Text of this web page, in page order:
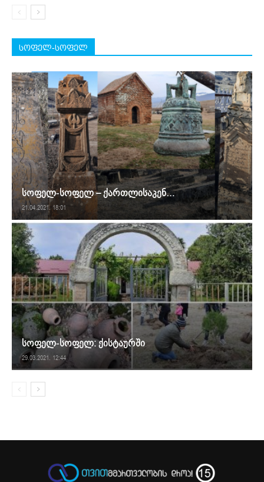
სოფელ-სოფელ
სოფელ-სოფელ – ქართლისაკენ…
21.04.2021. 18:01
სოფელ-სოფელ: ქისტაურში
29.03.2021. 12:44